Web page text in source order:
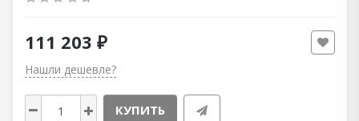
111 203 ₽
Нашли дешевле?
КУПИТЬ